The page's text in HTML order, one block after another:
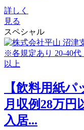
詳しく
見る
スペシャル
【飲料用紙
月収例28万円
入居...